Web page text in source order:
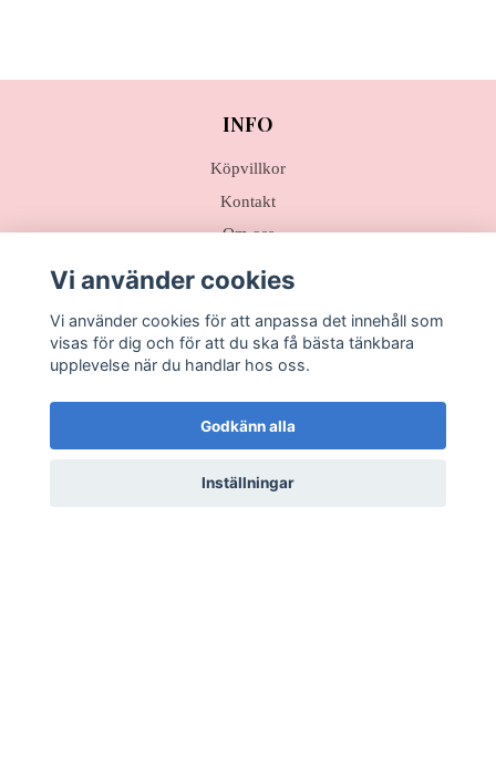
INFO
Köpvillkor
Kontakt
Om oss
Liveshopping
Sociala medier
Vi använder cookies
Vi använder cookies för att anpassa det innehåll som
visas för dig och för att du ska få bästa tänkbara
upplevelse när du handlar hos oss.
Godkänn alla
Inställningar